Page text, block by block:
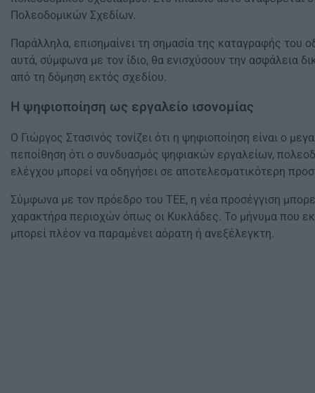
Πολεοδομικών Σχεδίων.
Παράλληλα, επισημαίνει τη σημασία της καταγραφής του
αυτά, σύμφωνα με τον ίδιο, θα ενισχύσουν την ασφάλεια
από τη δόμηση εκτός σχεδίου.
Η ψηφιοποίηση ως εργαλείο ισονομίας
Ο Γιώργος Στασινός τονίζει ότι η ψηφιοποίηση είναι ο
πεποίθηση ότι ο συνδυασμός ψηφιακών εργαλείων,
ελέγχου μπορεί να οδηγήσει σε αποτελεσματικότερη
Σύμφωνα με τον πρόεδρο του ΤΕΕ, η νέα προσέγγιση
χαρακτήρα περιοχών όπως οι Κυκλάδες. Το μήνυμα που
μπορεί πλέον να παραμένει αόρατη ή ανεξέλεγκτη.